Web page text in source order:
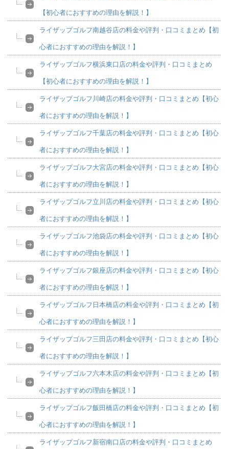
【初心者におすすめの理由を解説！】
ライザップゴルフ南越谷店の料金や評判・口コミまとめ【初
心者におすすめの理由を解説！】
ライザップゴルフ横浜東口店の料金や評判・口コミまとめ
【初心者におすすめの理由を解説！】
ライザップゴルフ川崎店の料金や評判・口コミまとめ【初心
者におすすめの理由を解説！】
ライザップゴルフ千葉店の料金や評判・口コミまとめ【初心
者におすすめの理由を解説！】
ライザップゴルフ大宮店の料金や評判・口コミまとめ【初心
者におすすめの理由を解説！】
ライザップゴルフ立川店の料金や評判・口コミまとめ【初心
者におすすめの理由を解説！】
ライザップゴルフ池袋店の料金や評判・口コミまとめ【初心
者におすすめの理由を解説！】
ライザップゴルフ銀座店の料金や評判・口コミまとめ【初心
者におすすめの理由を解説！】
ライザップゴルフ日本橋店の料金や評判・口コミまとめ【初
心者におすすめの理由を解説！】
ライザップゴルフ三田店の料金や評判・口コミまとめ【初心
者におすすめの理由を解説！】
ライザップゴルフ六本木店の料金や評判・口コミまとめ【初
心者におすすめの理由を解説！】
ライザップゴルフ飯田橋店の料金や評判・口コミまとめ【初
心者におすすめの理由を解説！】
ライザップゴルフ新宿南口店の料金や評判・口コミまとめ